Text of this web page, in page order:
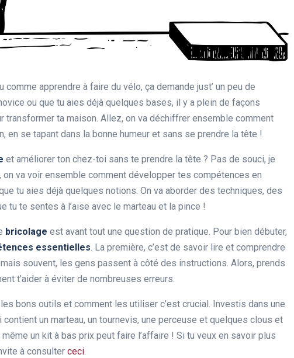
comme apprendre à faire du vélo, ça demande just’ un peu de
ou que tu aies déjà quelques bases, il y a plein de façons
transformer ta maison. Allez, on va déchiffrer ensemble comment
en se tapant dans la bonne humeur et sans se prendre la tête !
et améliorer ton chez-toi sans te prendre la tête ? Pas de souci, je
on va voir ensemble comment développer tes compétences en
tu aies déjà quelques notions. On va aborder des techniques, des
tu te sentes à l’aise avec le marteau et la pince !
bricolage est avant tout une question de pratique. Pour bien débuter,
essentielles . La première, c’est de savoir lire et comprendre
souvent, les gens passent à côté des instructions. Alors, prends
t’aider à éviter de nombreuses erreurs.
bons outils et comment les utiliser c’est crucial. Investis dans une
contient un marteau, un tournevis, une perceuse et quelques clous et
même un kit à bas prix peut faire l’affaire ! Si tu veux en savoir plus
à consulter ceci
Comment améliorer vos
compétences en écriture
publicitaire en ligne